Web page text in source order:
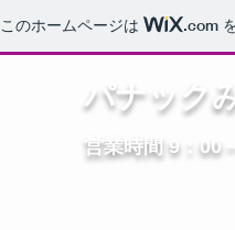
このホームページは .com
パナック
営業時間 9：